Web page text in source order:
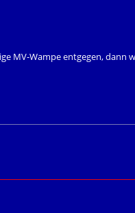
MV-Wampe entgegen, dann